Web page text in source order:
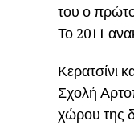
του ο
Το 2011
Κερατσίνι
Σχολή
χώρου της